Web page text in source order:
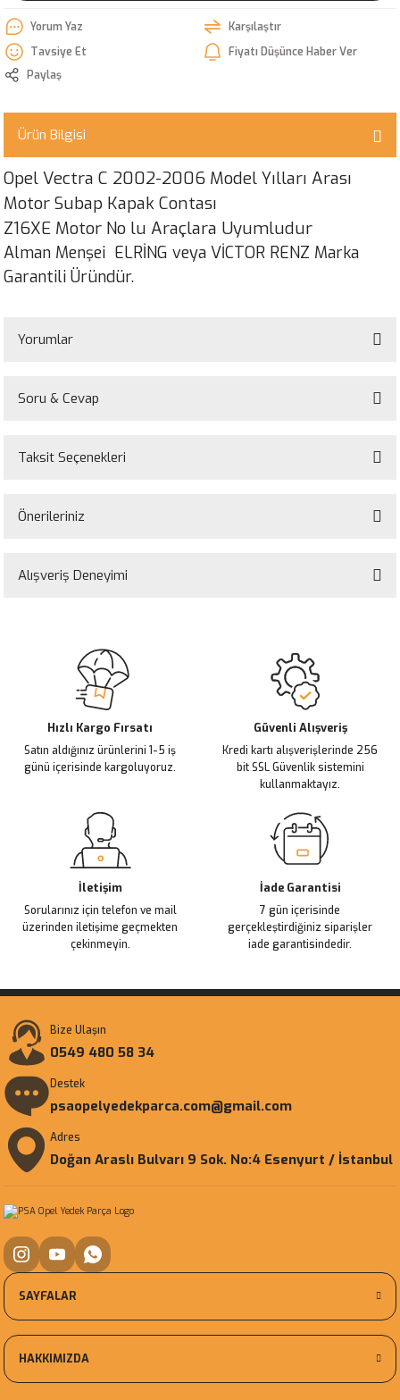
Yorum Yaz
Karşılaştır
Tavsiye Et
Fiyatı Düşünce Haber Ver
Paylaş
Ürün Bilgisi
Opel Vectra C 2002-2006 Model Yılları Arası
Motor Subap Kapak Contası
Z16XE Motor No lu Araçlara Uyumludur
Alman Menşei ELRİNG veya VİCTOR RENZ Marka
Garantili Üründür.
Yorumlar
Soru & Cevap
Ürün hakkında henüz soru sorulmamış.
Taksit Seçenekleri
Önerileriniz
yetersiz gördüğünüz noktaları öneri formunu kullanarak tarafımıza
Ürün resmi kalitesiz, bozuk veya görüntülenemiyor.
Ürün açıklamasında eksik bilgiler bulunuyor.
Ürün bilgilerinde hatalar bulunuyor.
Ürün fiyatı diğer sitelerden daha pahalı.
Bu ürüne benzer farklı alternatifler olmalı.
Alışveriş Deneyimi
Hızlı Kargo Fırsatı
Satın aldığınız ürünlerini 1-5 iş
günü içerisinde kargoluyoruz.
Güvenli Alışveriş
Kredi kartı alışverişlerinde 256
bit SSL Güvenlik sistemini
kullanmaktayız.
İletişim
Sorularınız için telefon ve mail
üzerinden iletişime geçmekten
çekinmeyin.
İade Garantisi
7 gün içerisinde
gerçekleştirdiğiniz siparişler
iade garantisindedir.
Bize Ulaşın
0549 480 58 34
Destek
psaopelyedekparca.com@gmail.com
Adres
Doğan Araslı Bulvarı 9 Sok. No:4 Esenyurt / İstanbul
SAYFALAR
HAKKIMIZDA